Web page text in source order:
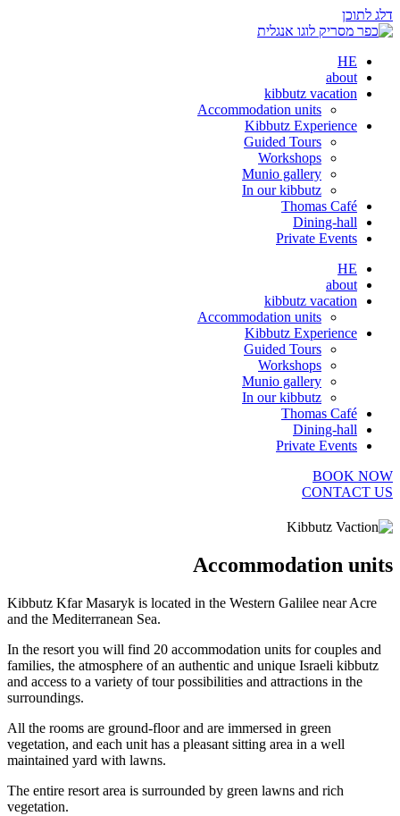
דלג לתוכן
HE
about
kibbutz vacation
Accommodation units
Kibbutz Experience
Guided Tours
Workshops
Munio gallery
In our kibbutz
Thomas Café
Dining-hall
Private Events
HE
about
kibbutz vacation
Accommodation units
Kibbutz Experience
Guided Tours
Workshops
Munio gallery
In our kibbutz
Thomas Café
Dining-hall
Private Events
BOOK NOW
CONTACT US
Accommodation units​
Kibbutz Kfar Masaryk is located in the Western Galilee near Acre
and the Mediterranean Sea.
In the resort you will find 20 accommodation units for couples and
families, the atmosphere of an authentic and unique Israeli kibbutz
and access to a variety of tour possibilities and attractions in the
surroundings.
All the rooms are ground-floor and are immersed in green
vegetation, and each unit has a pleasant sitting area in a well
maintained yard with lawns.
The entire resort area is surrounded by green lawns and rich
vegetation.